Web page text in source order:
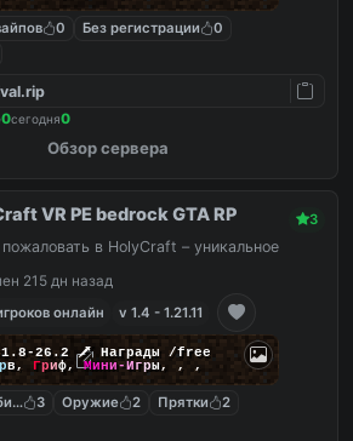
0 Без регистрации
0
0сегодня0
Обзор сервера
VR PE bedrock GTA RP 3
в HolyCraft – уникальное
215 дн назад
онлайн
v 1.4 - 1.21.11
1.8-26.2🗡 Награды /free
в, Гриф,Мини-Игры, , ,
3 Оружие 2 Прятки
2